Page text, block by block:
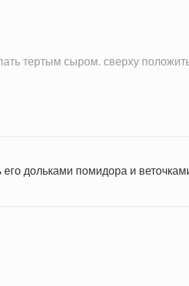
тертым сыром. сверху
дольками помидора и